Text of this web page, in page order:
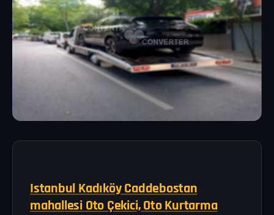
Istanbul Kadıköy Caddebostan
mahallesi Oto Çekici, Oto Kurtarma